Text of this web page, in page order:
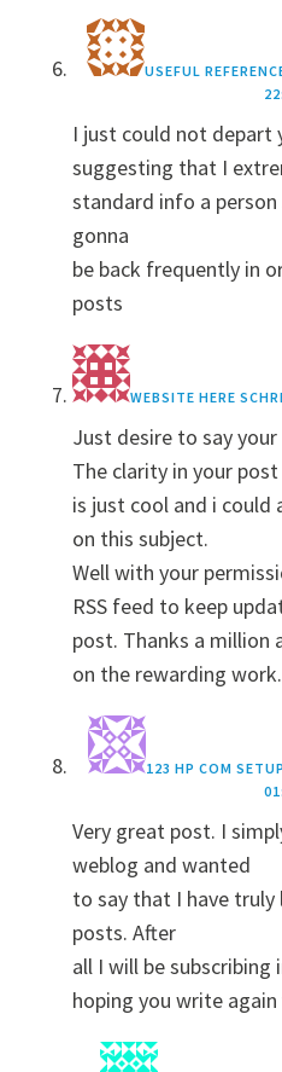
USEFUL
I just could not depart
suggesting that I
standard info a person
gonna
be back frequently in
posts
WEBSITE HERE
Just desire to say
The clarity in your post
is just cool and i could
on this subject.
Well with your
RSS feed to keep
post. Thanks a million
on the rewarding work.
123 HP COM SETUP
Very great post. I
weblog and wanted
to say that I have
posts. After
all I will be subscribing
hoping you write again